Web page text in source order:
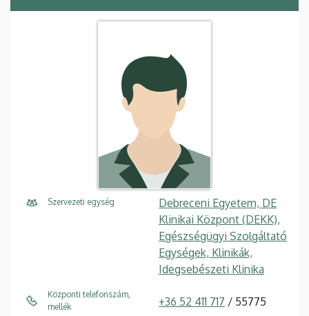
Szervezeti egység
Debreceni Egyetem, DE
Klinikai Központ (DEKK),
Egészségügyi Szolgáltató
Egységek, Klinikák,
Idegsebészeti Klinika
Központi telefonszám,
mellék
+36 52 411 717 / 55775